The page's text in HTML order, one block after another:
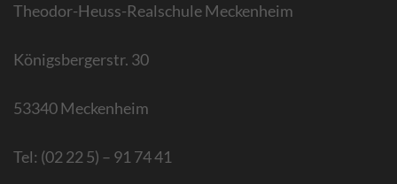
Theodor-Heuss-Realschule Meckenheim
Königsbergerstr. 30
53340 Meckenheim
Tel: (02 22 5) – 91 74 41